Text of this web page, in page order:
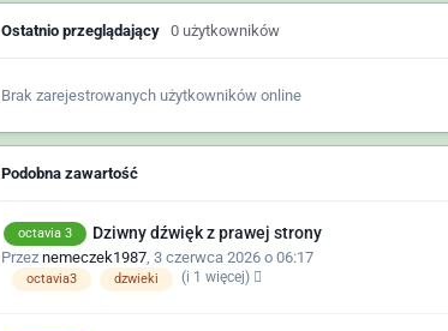
Ostatnio przeglądający 0 użytkowników
Brak zarejestrowanych użytkowników online
Podobna zawartość
octavia 3 Dziwny dźwięk z prawej strony
Przez nemeczek1987, 3 czerwca 2026 o 06:17
octavia3 dzwieki (i 1 więcej)